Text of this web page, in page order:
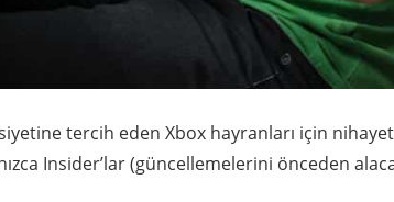
tercih eden Xbox hayranları için
Insider’lar (güncellemelerini önceden